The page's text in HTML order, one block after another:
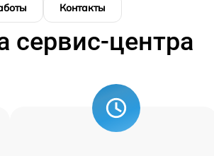
Контакты
сервис-центра